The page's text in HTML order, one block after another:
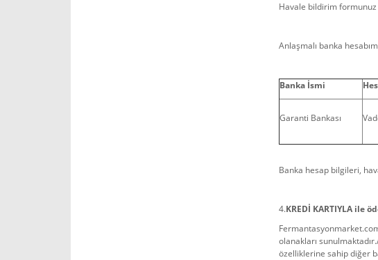
Havale bildirim formunuz
Anlaşmalı banka
Banka İsmi
Garanti Bankası
Banka hesap bilgileri,
4.KREDİ KARTIYLA ile
olanakları
özelliklerine sahip diğer